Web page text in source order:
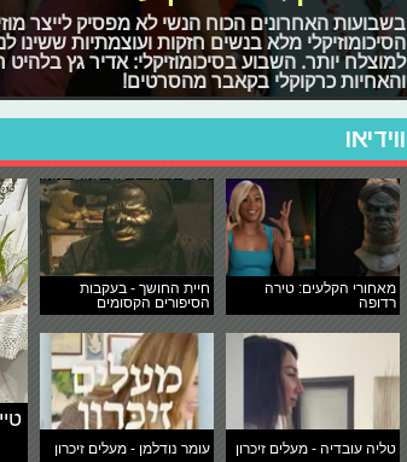
בשבועות האחרונים הכוח הנשי לא מפסיק לייצר
הסיכומוזיקלי מלא בנשים חזקות ועוצמתיות ששינו
למוצלח יותר. השבוע בסיכומוזיקלי: אדיר גץ
והאחיות כרקוקלי בקאבר מהסרטים!
ווידיאו
מאחורי הקלעים: טירה
רדופה
חיית החושך - בעקבות
הסיפורים הקסומים
טליה עובדיה - מעלים זיכרון עומר נודלמן - מעלים זיכרון